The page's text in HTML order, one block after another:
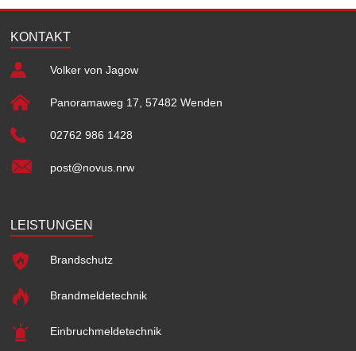
KONTAKT
Volker von Jagow
Panoramaweg 17, 57482 Wenden
02762 986 1428
post@novus.nrw
LEISTUNGEN
Brandschutz
Brandmeldetechnik
Einbruchmeldetechnik